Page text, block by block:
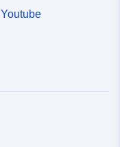
Youtube